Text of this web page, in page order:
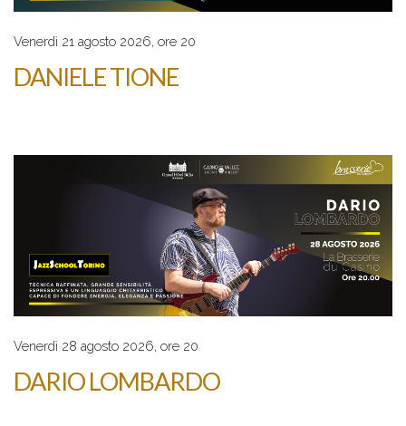
Venerdì 21 agosto 2026, ore 20
DANIELE TIONE
Venerdì 28 agosto 2026, ore 20
DARIO LOMBARDO